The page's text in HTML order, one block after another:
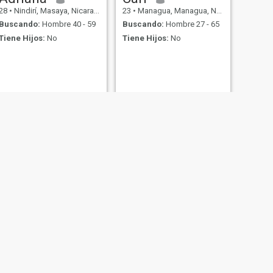
• Nindirí, Masaya, Nicaragua
Hombre 40 - 59
Hijos: No
23 • Managua, Managua, Nicaragua
Buscando: Hombre 27 - 65
Tiene Hijos: No